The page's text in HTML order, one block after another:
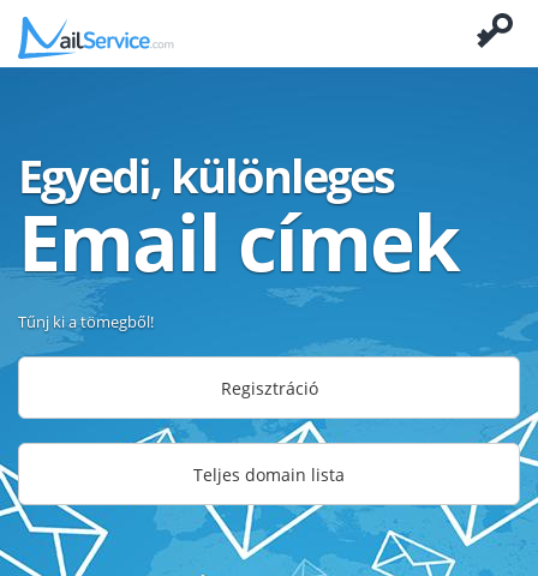
Egyedi, különleges
Email címek
Tűnj ki a tömegből!
Regisztráció
Teljes domain lista